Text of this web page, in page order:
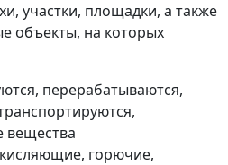
участки, площадки, а также
объекты, на которых
перерабатываются,
вещества
горючие,